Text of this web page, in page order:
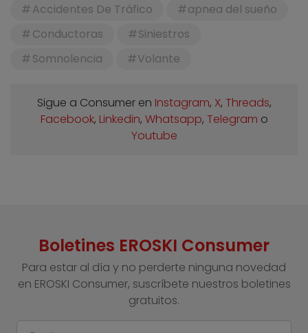
Accidentes De Tráfico
apnea del sueño
Conductoras
Siniestros
Somnolencia
Volante
Sigue a Consumer en Instagram, X, Threads,
Facebook, Linkedin, Whatsapp, Telegram o
Youtube
Boletines EROSKI Consumer
Para estar al día y no perderte ninguna novedad
en EROSKI Consumer, suscríbete nuestros boletines
gratuitos.